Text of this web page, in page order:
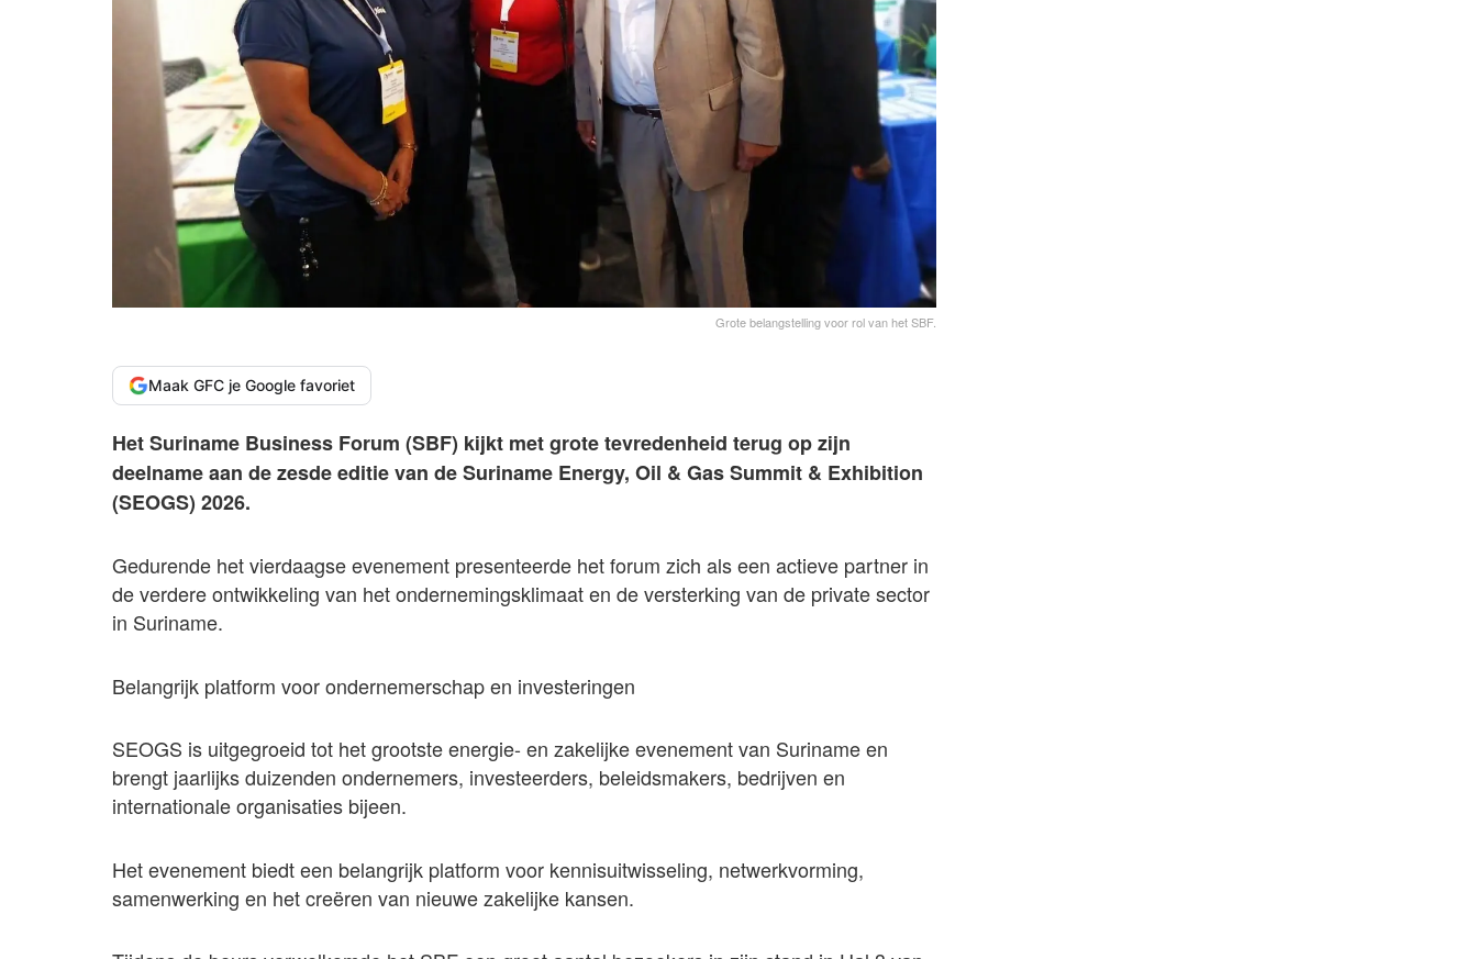
Grote belangstelling voor rol van het SBF.
Maak GFC je Google favoriet
Het Suriname Business Forum (SBF) kijkt met grote tevredenheid terug op zijn
deelname aan de zesde editie van de Suriname Energy, Oil & Gas Summit & Exhibition
(SEOGS) 2026.
Gedurende het vierdaagse evenement presenteerde het forum zich als een actieve partner in
de verdere ontwikkeling van het ondernemingsklimaat en de versterking van de private sector
in Suriname.
Belangrijk platform voor ondernemerschap en investeringen
SEOGS is uitgegroeid tot het grootste energie- en zakelijke evenement van Suriname en
brengt jaarlijks duizenden ondernemers, investeerders, beleidsmakers, bedrijven en
internationale organisaties bijeen.
Het evenement biedt een belangrijk platform voor kennisuitwisseling, netwerkvorming,
samenwerking en het creëren van nieuwe zakelijke kansen.